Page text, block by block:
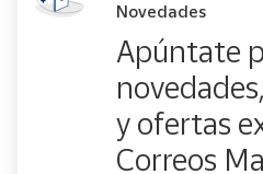
Novedades
Apúntate
y ofertas
Correos